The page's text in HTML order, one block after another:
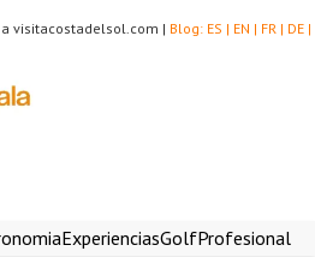
DE |
FR |
EN |
ES |
Blog:
a visitacostadelsol.com |
ExperienciasGolfProfesional